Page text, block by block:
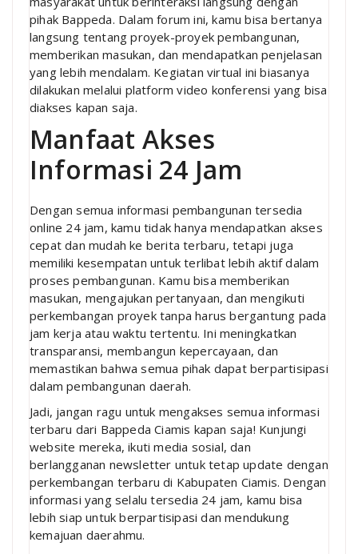
pihak Bappeda. Dalam forum ini, kamu bisa bertanya
langsung tentang proyek-proyek pembangunan,
memberikan masukan, dan mendapatkan penjelasan
yang lebih mendalam. Kegiatan virtual ini biasanya
dilakukan melalui platform video konferensi yang bisa
diakses kapan saja.
Manfaat Akses
Informasi 24 Jam
Dengan semua informasi pembangunan tersedia
online 24 jam, kamu tidak hanya mendapatkan akses
cepat dan mudah ke berita terbaru, tetapi juga
memiliki kesempatan untuk terlibat lebih aktif dalam
proses pembangunan. Kamu bisa memberikan
masukan, mengajukan pertanyaan, dan mengikuti
perkembangan proyek tanpa harus bergantung pada
jam kerja atau waktu tertentu. Ini meningkatkan
transparansi, membangun kepercayaan, dan
memastikan bahwa semua pihak dapat berpartisipasi
dalam pembangunan daerah.
Jadi, jangan ragu untuk mengakses semua informasi
terbaru dari Bappeda Ciamis kapan saja! Kunjungi
website mereka, ikuti media sosial, dan
berlangganan newsletter untuk tetap update dengan
perkembangan terbaru di Kabupaten Ciamis. Dengan
informasi yang selalu tersedia 24 jam, kamu bisa
lebih siap untuk berpartisipasi dan mendukung
kemajuan daerahmu.